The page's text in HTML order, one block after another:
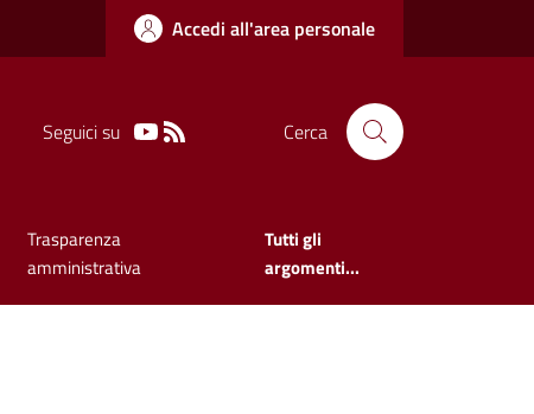
Accedi all'area personale
Seguici su Cerca
Trasparenza
amministrativa
Tutti gli
argomenti...